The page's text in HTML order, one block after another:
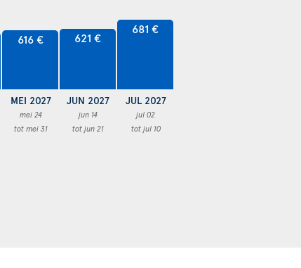
616 €
MEI 2027
mei 24
tot mei 31
621 €
JUN 2027
jun 14
tot jun 21
681 €
JUL 2027
jul 02
tot jul 10